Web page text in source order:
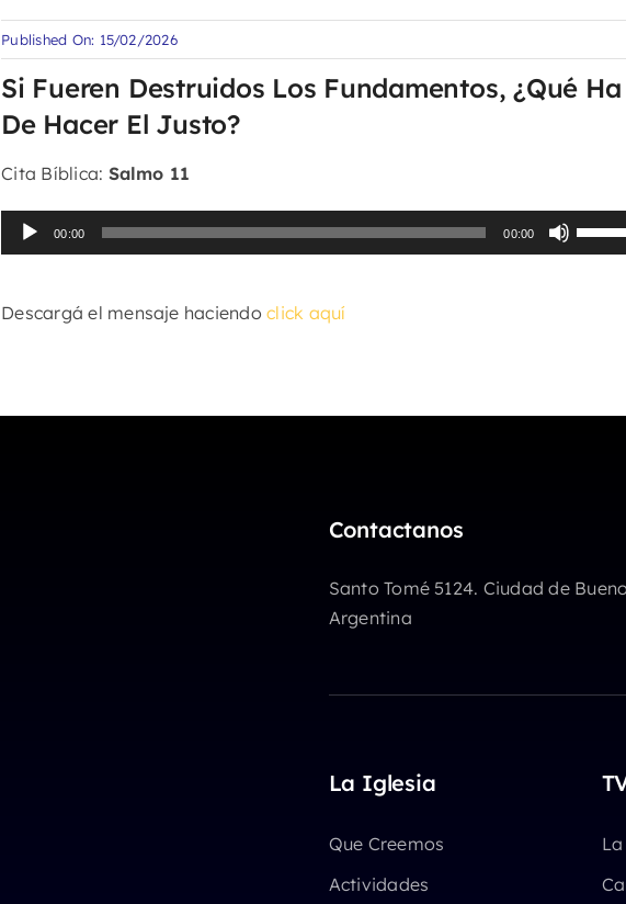
Published On: 15/02/2026
Si Fueren Destruidos Los Fundamentos, ¿Qué Ha
De Hacer El Justo?
Cita Bíblica: Salmo 11
Reproductor
de
00:00 00:00
Utiliza
las
Descargá el mensaje haciendoclick aquí
Contactanos
Santo Tomé 5124. Ciudad de
Argentina
La Iglesia
Que Creemos
Actividades